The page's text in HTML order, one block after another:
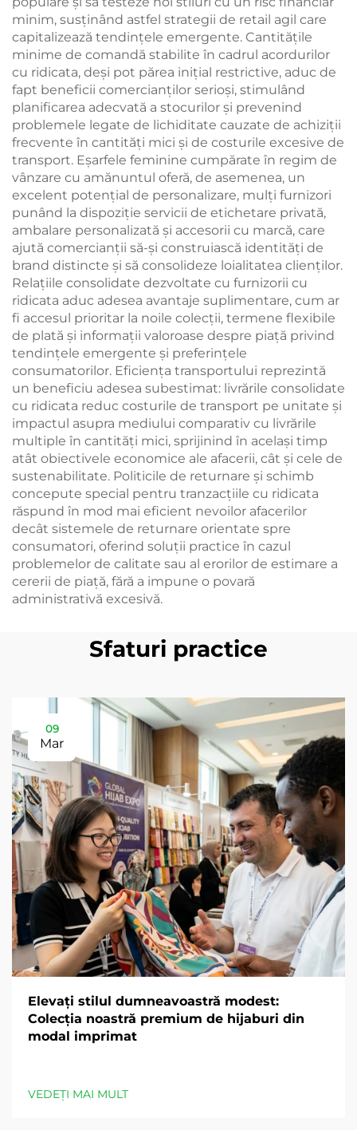
minim, susținând astfel strategii de retail agil care
capitalizează tendințele emergente. Cantitățile
minime de comandă stabilite în cadrul acordurilor
cu ridicata, deși pot părea inițial restrictive, aduc de
fapt beneficii comercianților serioși, stimulând
planificarea adecvată a stocurilor și prevenind
problemele legate de lichiditate cauzate de achiziții
frecvente în cantități mici și de costurile excesive de
transport. Eșarfele feminine cumpărate în regim de
vânzare cu amănuntul oferă, de asemenea, un
excelent potențial de personalizare, mulți furnizori
punând la dispoziție servicii de etichetare privată,
ambalare personalizată și accesorii cu marcă, care
ajută comercianții să-și construiască identități de
brand distincte și să consolideze loialitatea clienților.
Relațiile consolidate dezvoltate cu furnizorii cu
ridicata aduc adesea avantaje suplimentare, cum ar
fi accesul prioritar la noile colecții, termene flexibile
de plată și informații valoroase despre piață privind
tendințele emergente și preferințele
consumatorilor. Eficiența transportului reprezintă
un beneficiu adesea subestimat: livrările consolidate
cu ridicata reduc costurile de transport pe unitate și
impactul asupra mediului comparativ cu livrările
multiple în cantități mici, sprijinind în același timp
atât obiectivele economice ale afacerii, cât și cele de
sustenabilitate. Politicile de returnare și schimb
concepute special pentru tranzacțiile cu ridicata
răspund în mod mai eficient nevoilor afacerilor
decât sistemele de returnare orientate spre
consumatori, oferind soluții practice în cazul
problemelor de calitate sau al erorilor de estimare a
cererii de piață, fără a impune o povară
administrativă excesivă.
Sfaturi practice
09
Mar
Elevați stilul dumneavoastră modest:
Colecția noastră premium de hijaburi din
modal imprimat
VEDEȚI MAI MULT